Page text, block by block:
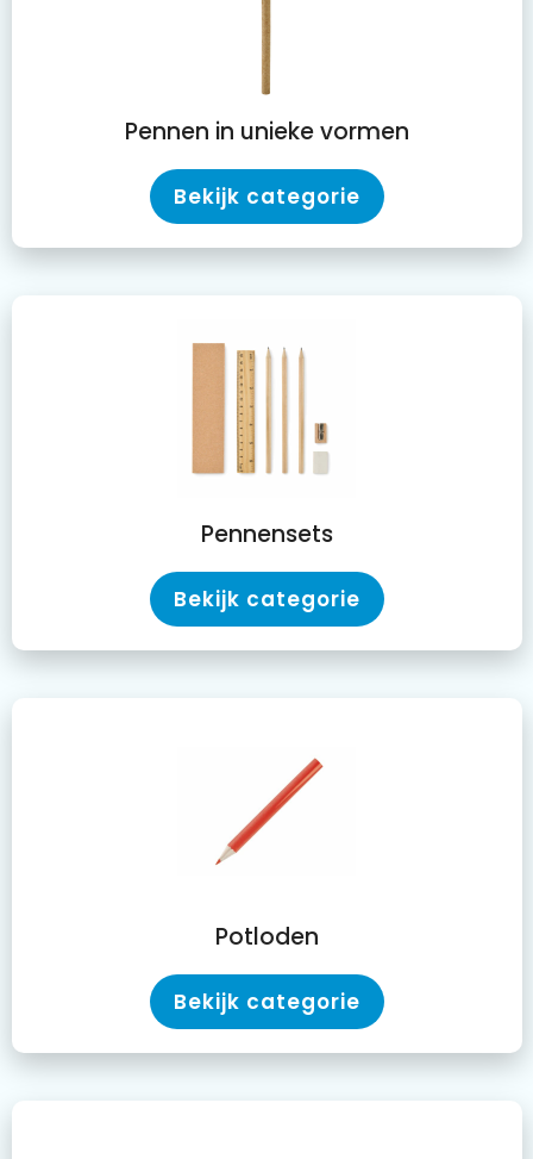
Pennen in unieke vormen
Bekijk categorie
Pennensets
Bekijk categorie
Potloden
Bekijk categorie